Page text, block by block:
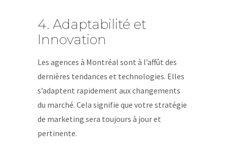
4. Adaptabilité et
Innovation
Les agences à Montréal sont à l’affût des
dernières tendances et technologies. Elles
s’adaptent rapidement aux changements
du marché. Cela signifie que votre stratégie
de marketing sera toujours à jour et
pertinente.